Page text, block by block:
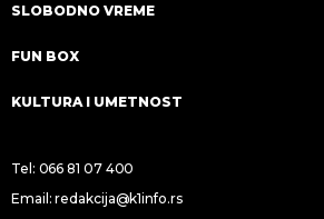
SLOBODNO VREME
FUN BOX
KULTURA I UMETNOST
Tel: 066 81 07 400
Email:redakcija@k1info.rs